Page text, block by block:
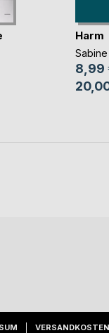
Harm
8,99